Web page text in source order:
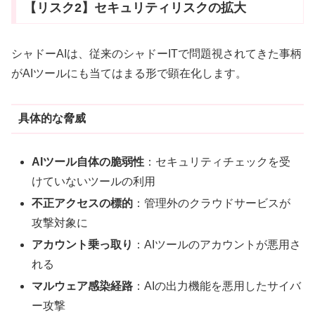
【リスク2】セキュリティリスクの拡大
シャドーAIは、従来のシャドーITで問題視されてきた事柄
がAIツールにも当てはまる形で顕在化します。
具体的な脅威
AIツール自体の脆弱性 ：セキュリティチェックを受
けていないツールの利用
不正アクセスの標的 ：管理外のクラウドサービスが
攻撃対象に
アカウント乗っ取り ：AIツールのアカウントが悪用さ
れる
マルウェア感染経路 ：AIの出力機能を悪用したサイバ
ー攻撃